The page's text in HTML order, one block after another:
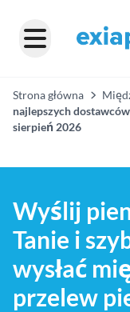
Strona główna
najlepszych
sierpień 2026
Wyślij
Tanie i
wysłać
przelew